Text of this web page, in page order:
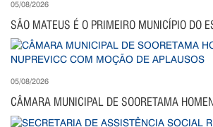
05/08/2026
SÃO MATEUS É O PRIMEIRO MUNICÍPIO DO
05/08/2026
CÂMARA MUNICIPAL DE SOORETAMA